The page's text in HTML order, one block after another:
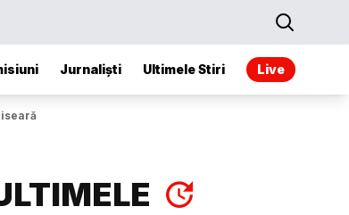
Jurnaliști Ultimele Stiri Live